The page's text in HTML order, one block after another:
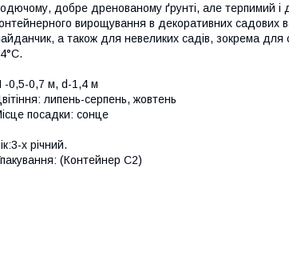
добре дренованому ґрунті, але терпимий і
вирощування в декоративних садових
а також для невеликих садів, зокрема для
-0,5-0,7 м, d-1,4 м
липень-серпень, жовтень
посадки: сонце
х річний.
(Контейнер С2)